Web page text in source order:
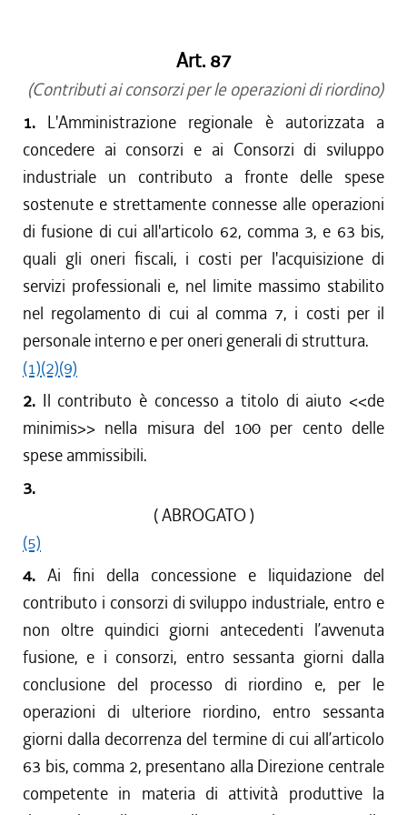
dal 15/12/2016 al 31/12/2016
dal 13/08/2016 al 14/12/2016
dal 13/04/2016 al 12/08/2016
dal 01/01/2016 al 12/04/2016
dal 13/11/2015 al 31/12/2015
dal 01/10/2015 al 12/11/2015
dal 11/08/2015 al 30/09/2015
dal 23/07/2015 al 10/08/2015
dal 26/02/2015 al 22/07/2015
Art. 87
(Contributi ai consorzi per le operazioni di riordino)
1. L'Amministrazione regionale è autorizzata a
concedere ai consorzi e ai Consorzi di sviluppo
industriale un contributo a fronte delle spese
sostenute e strettamente connesse alle operazioni
di fusione di cui all'articolo 62, comma 3, e 63 bis,
quali gli oneri fiscali, i costi per l'acquisizione di
servizi professionali e, nel limite massimo stabilito
nel regolamento di cui al comma 7, i costi per il
personale interno e per oneri generali di struttura.
(1)(2)(9)
2. Il contributo è concesso a titolo di aiuto <<de
minimis>> nella misura del 100 per cento delle
spese ammissibili.
3.
( ABROGATO )
(5)
4. Ai fini della concessione e liquidazione del
contributo i consorzi di sviluppo industriale, entro e
non oltre quindici giorni antecedenti l’avvenuta
fusione, e i consorzi, entro sessanta giorni dalla
conclusione del processo di riordino e, per le
operazioni di ulteriore riordino, entro sessanta
giorni dalla decorrenza del termine di cui all’articolo
63 bis, comma 2, presentano alla Direzione centrale
competente in materia di attività produttive la